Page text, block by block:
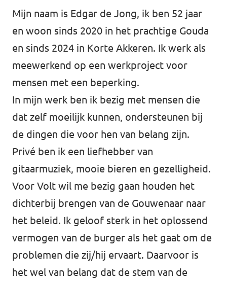
Lansingerland
Afdelingsbesturen
Bestuur Haag- en Rijnland
Bestuur Rotterdam Zuid-Holland Zuid
Vacatures
Vacatures Volt Zuid-Holland Zuid
Mijn naam is Edgar de Jong, ik ben 52 jaar
en woon sinds 2020 in het prachtige Gouda
en sinds 2024 in Korte Akkeren. Ik werk als
meewerkend op een werkproject voor
mensen met een beperking.
In mijn werk ben ik bezig met mensen die
dat zelf moeilijk kunnen, ondersteunen bij
de dingen die voor hen van belang zijn.
Privé ben ik een liefhebber van
gitaarmuziek, mooie bieren en gezelligheid.
Voor Volt wil me bezig gaan houden het
dichterbij brengen van de Gouwenaar naar
het beleid. Ik geloof sterk in het oplossend
vermogen van de burger als het gaat om de
problemen die zij/hij ervaart. Daarvoor is
het wel van belang dat de stem van de